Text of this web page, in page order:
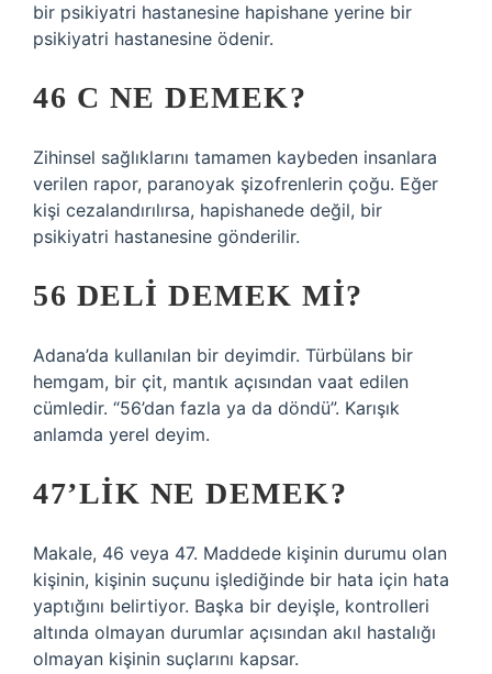
bir psikiyatri hastanesine hapishane yerine bir
psikiyatri hastanesine ödenir.
46 C NE DEMEK?
Zihinsel sağlıklarını tamamen kaybeden insanlara
verilen rapor, paranoyak şizofrenlerin çoğu. Eğer
kişi cezalandırılırsa, hapishanede değil, bir
psikiyatri hastanesine gönderilir.
56 DELI DEMEK MI?
Adana’da kullanılan bir deyimdir. Türbülans bir
hemgam, bir çit, mantık açısından vaat edilen
cümledir. “56’dan fazla ya da döndü”. Karışık
anlamda yerel deyim.
47’LIK NE DEMEK?
Makale, 46 veya 47. Maddede kişinin durumu olan
kişinin, kişinin suçunu işlediğinde bir hata için hata
yaptığını belirtiyor. Başka bir deyişle, kontrolleri
altında olmayan durumlar açısından akıl hastalığı
olmayan kişinin suçlarını kapsar.